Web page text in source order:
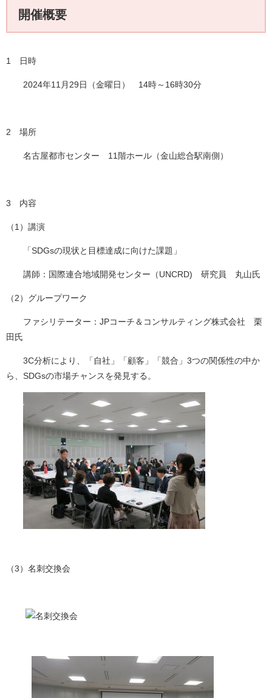
開催概要
1 日時
2024年11月29日（金曜日） 14時～16時30分
2 場所
名古屋都市センター 11階ホール（金山総合駅南側）
3 内容
（1）講演
「SDGsの現状と目標達成に向けた課題」
講師：国際連合地域開発センター（UNCRD) 研究員 丸山氏
（2）グループワーク
ファシリテーター：JPコーチ＆コンサルティング株式会社 栗
田氏
3C分析により、「自社」「顧客」「競合」3つの関係性の中か
ら、SDGsの市場チャンスを発見する。
（3）名刺交換会